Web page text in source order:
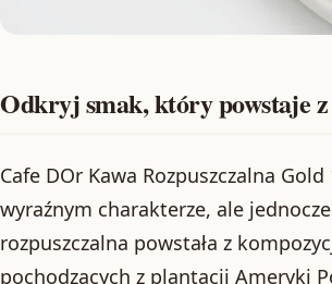
Odkryj smak, który powstaje
Cafe DOr Kawa Rozpuszczalna
wyraźnym charakterze, ale
rozpuszczalna powstała z
pochodzących z plantacji Ameryki